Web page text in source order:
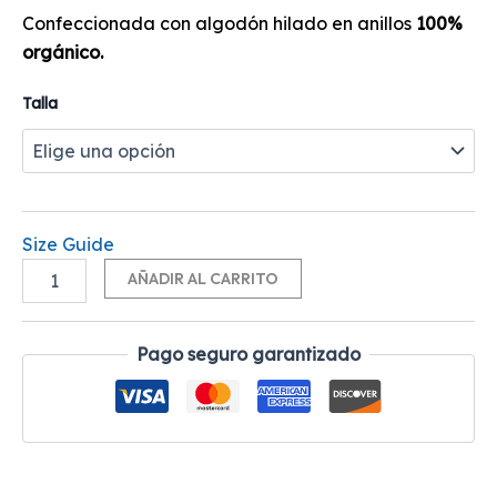
Confeccionada con algodón hilado en anillos 100%
orgánico.
Talla
Size Guide
AÑADIR AL CARRITO
Pago seguro garantizado